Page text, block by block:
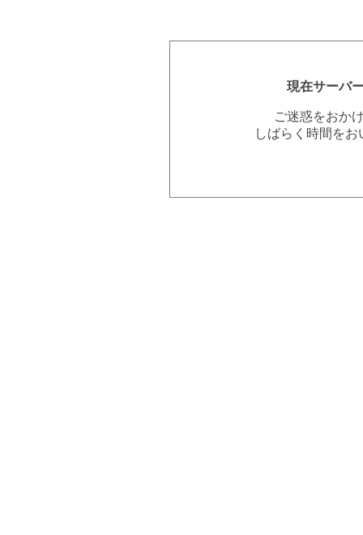
現在サーバ
ご迷惑をおか
しばらく時間を